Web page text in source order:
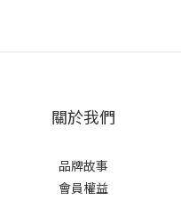
關於我們
品牌故事
會員權益